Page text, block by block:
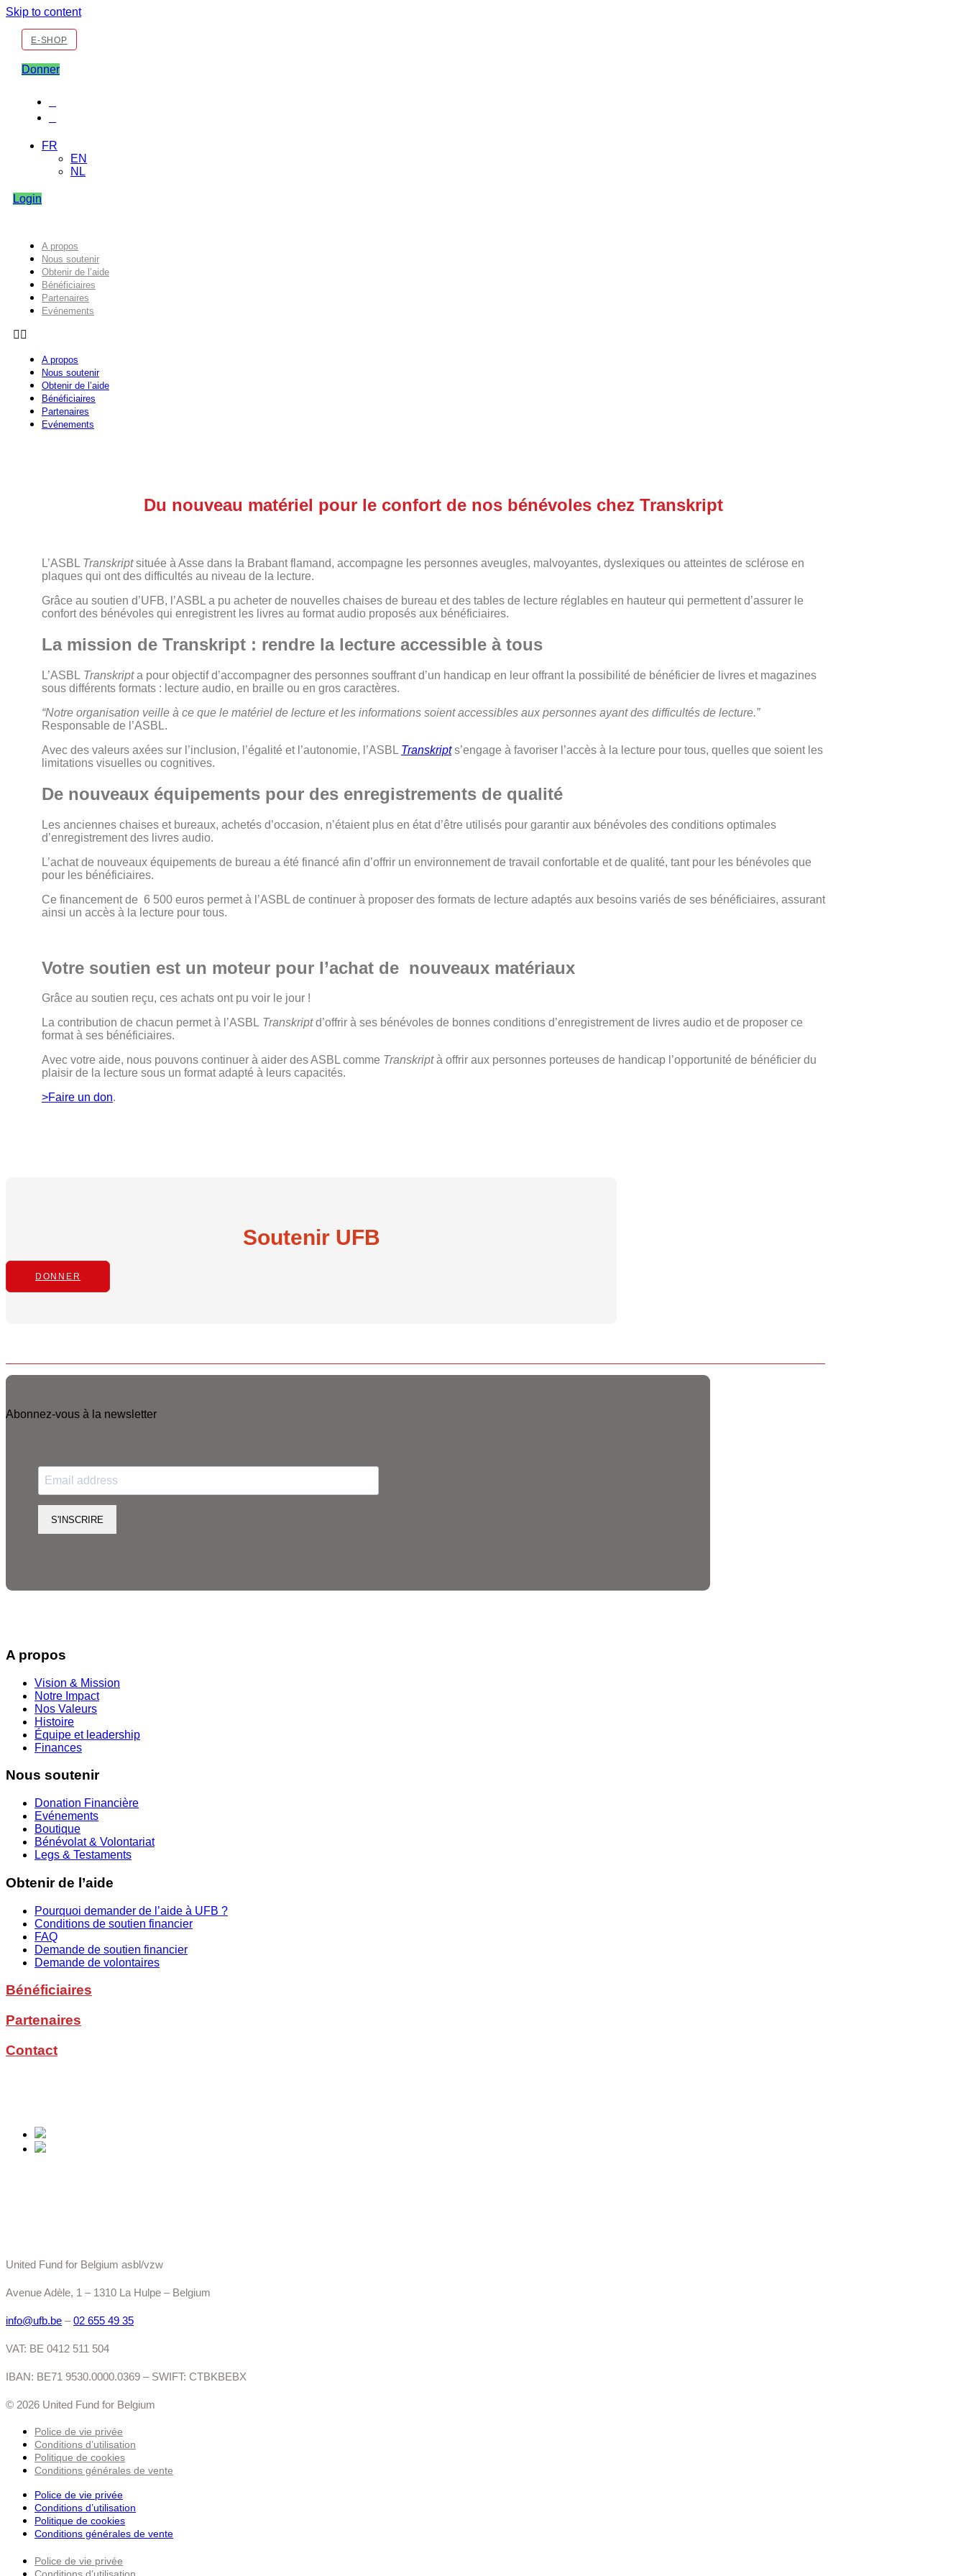
Skip to content
E-SHOP
Donner
FR
EN
NL
Login
A propos
Nous soutenir
Obtenir de l’aide
Bénéficiaires
Partenaires
Evénements
A propos
Nous soutenir
Obtenir de l’aide
Bénéficiaires
Partenaires
Evénements
Du nouveau matériel pour le confort de nos bénévoles chez Transkript
L’ASBL Transkriptsituée à Asse dans la Brabant flamand, accompagne les personnes aveugles, malvoyantes, dyslexiques ou atteintes de sclérose en
plaques qui ont des difficultés au niveau de la lecture.
Grâce au soutien d’UFB, l’ASBL a pu acheter de nouvelles chaises de bureau et des tables de lecture réglables en hauteur qui permettent d’assurer le
confort des bénévoles qui enregistrent les livres au format audio proposés aux bénéficiaires.
La mission de Transkript : rendre la lecture accessible à tous
L’ASBL Transkripta pour objectif d’accompagner des personnes souffrant d’un handicap en leur offrant la possibilité de bénéficier de livres et magazines
sous différents formats : lecture audio, en braille ou en gros caractères.
“Notre organisation veille à ce que le matériel de lecture et les informations soient accessibles aux personnes ayant des difficultés de lecture.”
Responsable de l’ASBL.
Avec des valeurs axées sur l’inclusion, l’égalité et l’autonomie, l’ASBL Transkript s’engage à favoriser l’accès à la lecture pour tous, quelles que soient les
limitations visuelles ou cognitives.
De nouveaux équipements pour des enregistrements de qualité
Les anciennes chaises et bureaux, achetés d’occasion, n’étaient plus en état d’être utilisés pour garantir aux bénévoles des conditions optimales
d’enregistrement des livres audio.
L’achat de nouveaux équipements de bureau a été financé afin d’offrir un environnement de travail confortable et de qualité, tant pour les bénévoles que
pour les bénéficiaires.
Ce financement de 6 500 euros permet à l’ASBL de continuer à proposer des formats de lecture adaptés aux besoins variés de ses bénéficiaires, assurant
ainsi un accès à la lecture pour tous.
Votre soutien est un moteur pour l’achat de nouveaux matériaux
Grâce au soutien reçu, ces achats ont pu voir le jour !
La contribution de chacun permet à l’ASBL Transkriptd’offrir à ses bénévoles de bonnes conditions d’enregistrement de livres audio et de proposer ce
format à ses bénéficiaires.
Avec votre aide, nous pouvons continuer à aider des ASBL comme Transkriptà offrir aux personnes porteuses de handicap l’opportunité de bénéficier du
plaisir de la lecture sous un format adapté à leurs capacités.
>Faire un don.
Soutenir UFB
DONNER
Abonnez-vous à la newsletter
S'INSCRIRE
A propos
Vision & Mission
Notre Impact
Nos Valeurs
Histoire
Équipe et leadership
Finances
Nous soutenir
Donation Financière
Evénements
Boutique
Bénévolat & Volontariat
Legs & Testaments
Obtenir de l’aide
Pourquoi demander de l’aide à UFB ?
Conditions de soutien financier
FAQ
Demande de soutien financier
Demande de volontaires
Bénéficiaires
Partenaires
Contact
United Fund for Belgium asbl/vzw
Avenue Adèle, 1 – 1310 La Hulpe – Belgium
info@ufb.be –02 655 49 35
VAT: BE 0412 511 504
IBAN: BE71 9530.0000.0369 – SWIFT: CTBKBEBX
© 2026 United Fund for Belgium
Police de vie privée
Conditions d’utilisation
Politique de cookies
Conditions générales de vente
Police de vie privée
Conditions d’utilisation
Politique de cookies
Conditions générales de vente
Police de vie privée